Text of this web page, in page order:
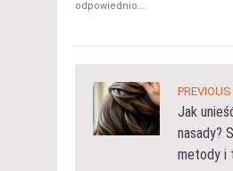
odpowiednio...
Jak
nasady?
metody i